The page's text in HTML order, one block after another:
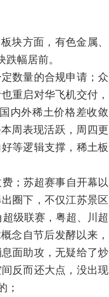
方面，有色金属、
幅居前。
数量的合规申请；众
重启对华飞机交付，
内外稀土价格差收敛
周表现活跃，周四更
等逻辑支撑，稀土板
；苏超赛事自开幕以
圈下，不仅江苏景区
级联赛，粤超、川超
念自节后发酵以来，
面助攻，无疑给了炒
反而还大点，没出现
；